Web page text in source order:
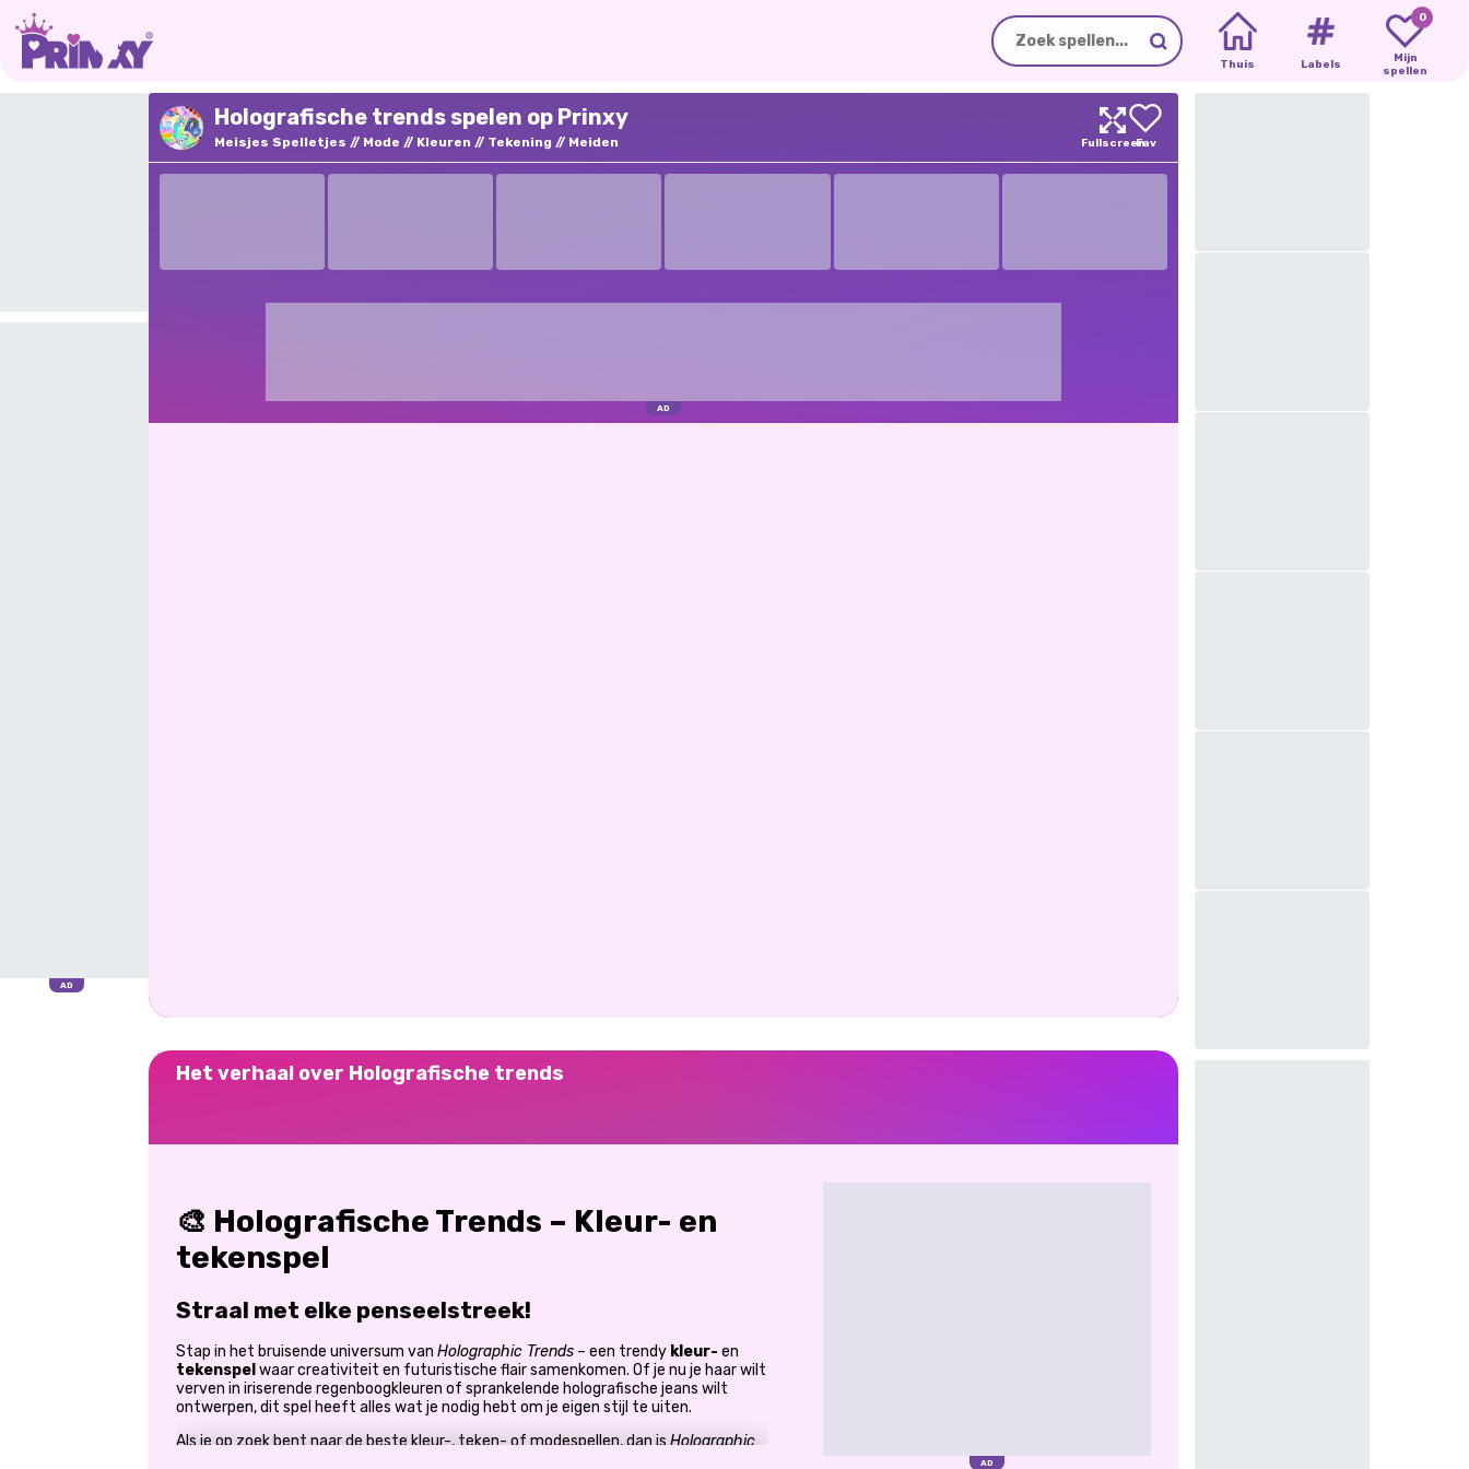
Thuis Labels
0
Mijn
spellen
Holografische trends spelen op Prinxy
Meisjes Spelletjes Mode Kleuren Tekening Meiden
Het verhaal over Holografische trends
🎨 Holografische Trends – Kleur- en
tekenspel
Straal met elke penseelstreek!
Stap in het bruisende universum van Holographic Trends – een trendy kleur- en
tekenspelwaar creativiteit en futuristische flair samenkomen. Of je nu je haar wilt
verven in iriserende regenboogkleuren of sprankelende holografische jeans wilt
ontwerpen, dit spel heeft alles wat je nodig hebt om je eigen stijl te uiten.
Als je op zoek bent naar de beste kleur-, teken- of modespellen, dan isHolographic